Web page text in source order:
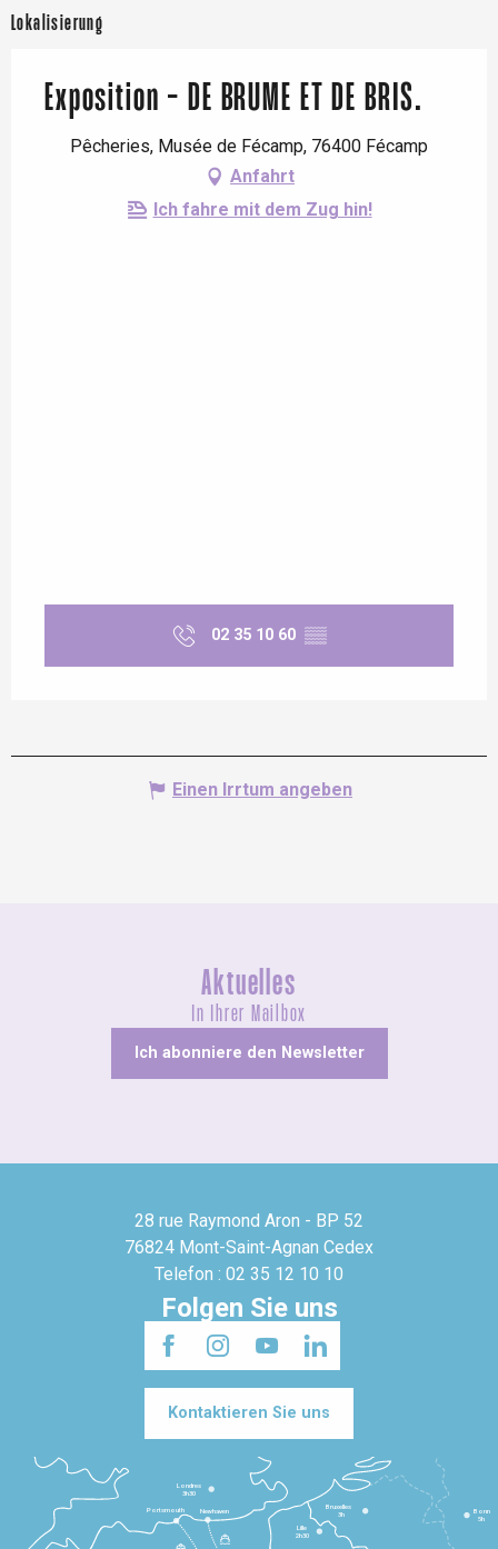
Lokalisierung
Exposition - DE BRUME ET DE BRIS.
Pêcheries, Musée de Fécamp, 76400 Fécamp
Anfahrt
Ich fahre mit dem Zug hin!
02 35 10 60 ▒▒
Einen Irrtum angeben
Aktuelles
In Ihrer Mailbox
Ich abonniere den Newsletter
28 rue Raymond Aron - BP 52
76824 Mont-Saint-Agnan Cedex
Telefon : 02 35 12 10 10
Folgen Sie uns
Kontaktieren Sie uns
Lille
2h30
Bruxelles
3h
Londres
3h30
Newhaven
Portsmouth
Bonn
5h